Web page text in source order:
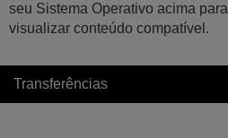
seu Sistema Operativo acima
visualizar conteúdo compatível.
Transferências